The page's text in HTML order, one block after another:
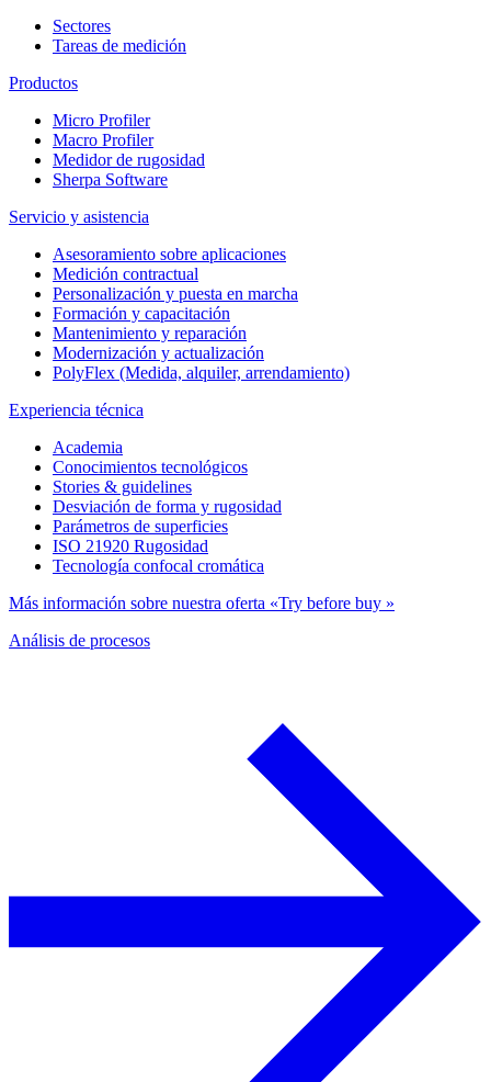
Sectores
Tareas de medición
Productos
Micro Profiler
Macro Profiler
Medidor de rugosidad
Sherpa Software
Servicio y asistencia
Asesoramiento sobre aplicaciones
Medición contractual
Personalización y puesta en marcha
Formación y capacitación
Mantenimiento y reparación
Modernización y actualización
PolyFlex (Medida, alquiler, arrendamiento)
Experiencia técnica
Academia
Conocimientos tecnológicos
Stories & guidelines
Desviación de forma y rugosidad
Parámetros de superficies
ISO 21920 Rugosidad
Tecnología confocal cromática
Más información sobre nuestra oferta «Try before buy »
Análisis de procesos